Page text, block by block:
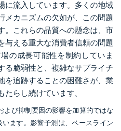
に流入しています。多くの地域
メカニズムの欠如が、この問題
。これらの品質への懸念は、市
与える重大な消費者信頼の問題
の成長可能性を制約していま
る脆弱性と、複雑なサプライチ
を追跡することの困難さが、業
らし続けています。
よび抑制要因の影響を加算的ではな
ます。影響予測は、ベースライン